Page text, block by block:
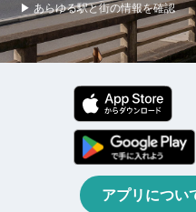
▶ あらゆる駅と街の情報を確認
アプリについ